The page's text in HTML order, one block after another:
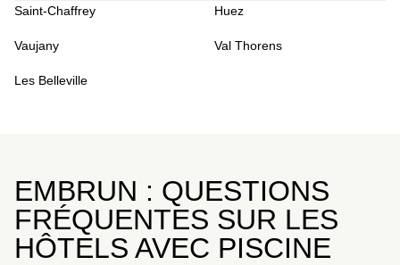
Saint-Chaffrey Huez
Vaujany Val Thorens
Les Belleville
EMBRUN : QUESTIONS
FRÉQUENTES SUR LES
HÔTELS AVEC PISCINE